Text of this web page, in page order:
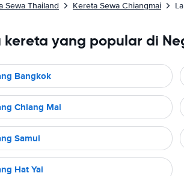
Sewa Thailand Kereta Sewa Chiangmai
kereta yang popular di
Bangkok
Chiang Mai
Samui
Hat Yai